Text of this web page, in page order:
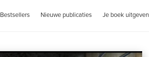
Bestsellers Nieuwe publicaties Je boek uitgeven